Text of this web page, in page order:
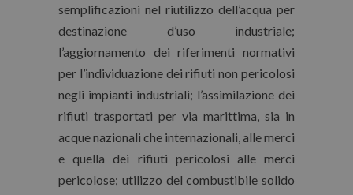
semplificazioni nel riutilizzo dell’acqua per
destinazione d’uso industriale;
l’aggiornamento dei riferimenti normativi
per l’individuazione dei rifiuti non pericolosi
negli impianti industriali; l’assimilazione dei
rifiuti trasportati per via marittima, sia in
acque nazionali che internazionali, alle merci
e quella dei rifiuti pericolosi alle merci
pericolose; utilizzo del combustibile solido